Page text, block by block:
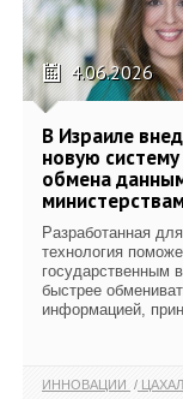
4.06.2026
В Израиле
новую
обмена
Разработанная
технология
государственным
быстрее
информацией,
ИННОВАЦИИ ЦАХАЛ